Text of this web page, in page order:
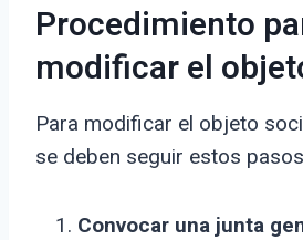
Procedimiento
modificar el
Para modificar el objeto
se deben seguir estos
Convocar una junta